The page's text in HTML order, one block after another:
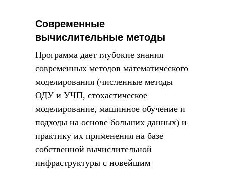
Современные
вычислительные методы
Программа дает глубокие знания
современных методов математического
моделирования (численные методы
ОДУ и УЧП, стохастическое
моделирование, машинное обучение и
подходы на основе больших данных) и
практику их применения на базе
собственной вычислительной
инфраструктуры с новейшим